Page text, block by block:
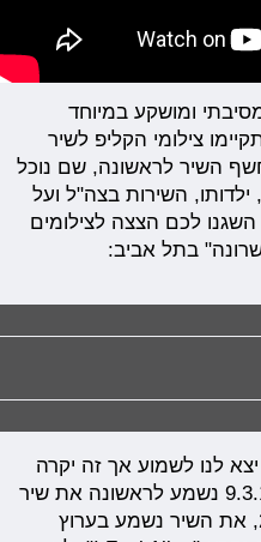
ומושקע במיוחד
צילומי הקליפ לשיר
השיר לראשונה, שם נוכל
השירות בצה"ל ועל
השגנו לכם הצצה לצילומים
בתל אביב:
יצא לנו לשמוע אך זה יקרה
ממש בקרוב, ביום חמישי ה - 9.3.17 נשמע לראשונה את שיר
הארוויזיון של ישראל לשנה 2017, את השיר נשמע בערוץ